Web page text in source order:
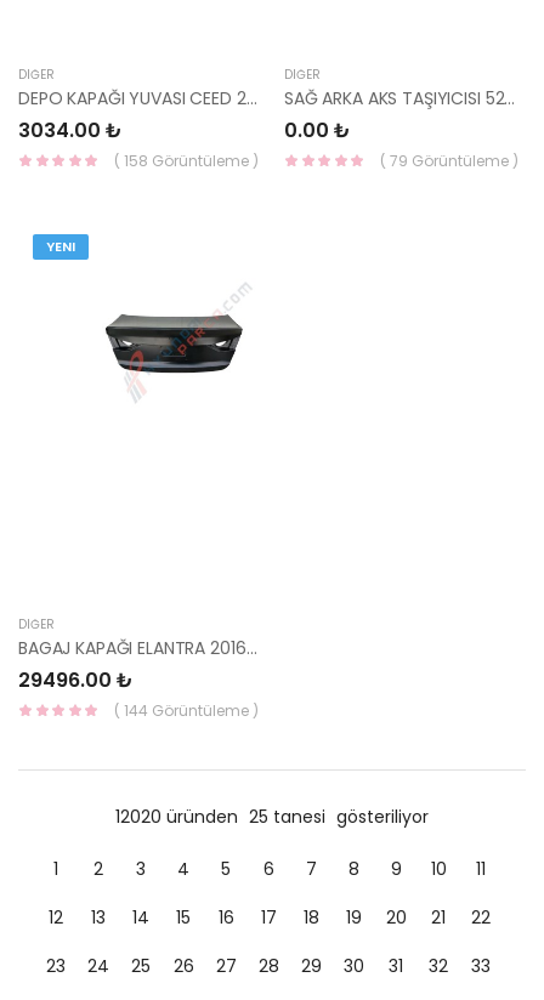
DIĞER
DEPO KAPAĞI YUVASI CEED 2007-2011 69513-1H000-HMC
3034.00 ₺
( 158 Görüntüleme )
DIĞER
SAĞ ARKA AKS TAŞIYICISI 52760-2S000-
0.00 ₺
( 79 Görüntüleme )
YENI
DIĞER
BAGAJ KAPAĞI ELANTRA 2016- 69200-F2060-HMC
29496.00 ₺
( 144 Görüntüleme )
12020 üründen 25 tanesi gösteriliyor
1 2 3 4 5 6 7 8 9 10
11
12
13 14 15 16 17 18 19 20 21
22
23
24 25 26 27 28 29 30 31 32
33